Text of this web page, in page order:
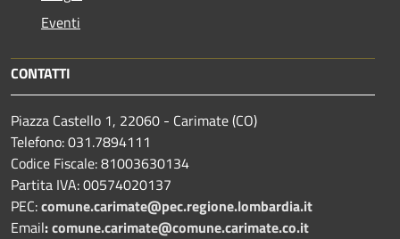
Eventi
CONTATTI
Piazza Castello 1, 22060 - Carimate (CO)
Telefono: 031.7894111
Codice Fiscale: 81003630134
Partita IVA: 00574020137
PEC:comune.carimate@pec.regione.lombardia.it
Email:comune.carimate@comune.carimate.co.it